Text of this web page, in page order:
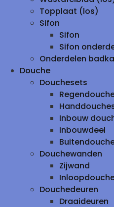
Topplaat (los)
Sifon
Sifon
Sifon
Onderdelen
Douche
Douchesets
Inbouw
inbouwdeel
Douchewanden
Zijwand
Douchedeuren
Draaideuren